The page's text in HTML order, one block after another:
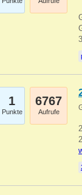
1
Punkte
6767
Aufrufe